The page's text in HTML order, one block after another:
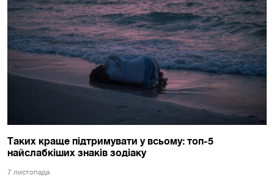
Таких краще підтримувати у всьому: топ-5
найслабкіших знаків зодіаку
7 листопада